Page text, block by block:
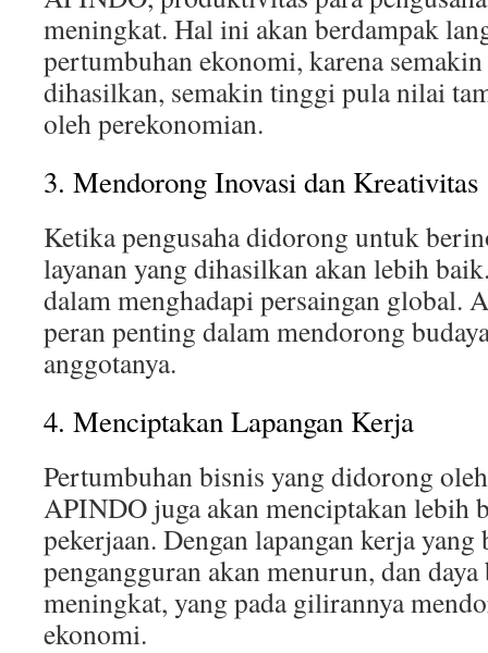
meningkat. Hal ini akan berdampak
pertumbuhan ekonomi, karena
dihasilkan, semakin tinggi pula nilai
oleh perekonomian.
3. Mendorong Inovasi dan Kreativitas
Ketika pengusaha didorong untuk
layanan yang dihasilkan akan lebih
dalam menghadapi persaingan global.
peran penting dalam mendorong
anggotanya.
4. Menciptakan Lapangan Kerja
Pertumbuhan bisnis yang didorong
APINDO juga akan menciptakan lebih
pekerjaan. Dengan lapangan kerja
pengangguran akan menurun, dan
meningkat, yang pada gilirannya
ekonomi.